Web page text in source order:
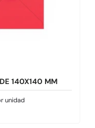
140X140 MM
unidad